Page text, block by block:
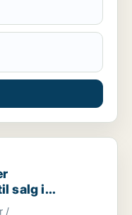
til salg i
salg i
/